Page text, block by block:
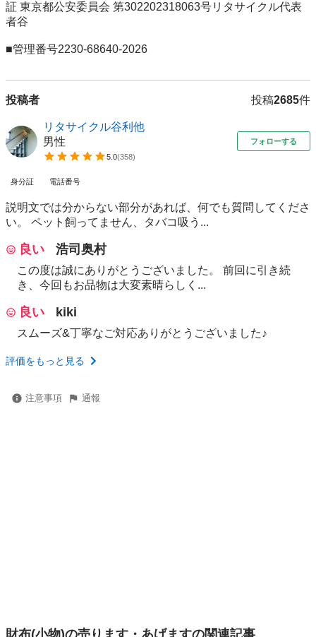
証 東京都公安委員会 第302202318063号リタサイクル代表
者谷
■管理番号2230-68640-2026
投稿者 投稿2685件
リタサイクル谷利他
男性
5.0(358)
フォローする
身分証 電話番号
説明文では分からない部分があれば、何でも質問してくださ
い。 ペット飼ってません、タバコ吸う...
良い 浩司奥村
この度は誠にありがとうございました。 前回に引き続
き、今回もお品物は大変素晴らしく...
良い kiki
スムーズ&丁寧なご対応ありがとうございました♪
評価をもっと見る
注意事項 通報
財布(小物)の売ります・あげますの関連記事